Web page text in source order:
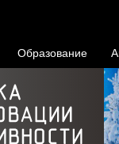
Образование